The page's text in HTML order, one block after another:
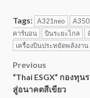
Tags: A321neo
คาร์บอน
บินระยะไกล
เครื่องบินประหยัดพลังงาน
Post
navigation
Previous
“Thai ESGX” กองทุ
สู่อนาคตสีเขียว